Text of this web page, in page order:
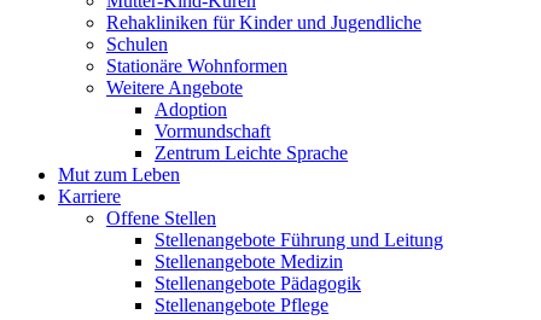
Rehakliniken für Kinder und Jugendliche
Schulen
Stationäre Wohnformen
Weitere Angebote
Adoption
Vormundschaft
Zentrum Leichte Sprache
Mut zum Leben
Karriere
Offene Stellen
Stellenangebote Führung und Leitung
Stellenangebote Medizin
Stellenangebote Pädagogik
Stellenangebote Pflege